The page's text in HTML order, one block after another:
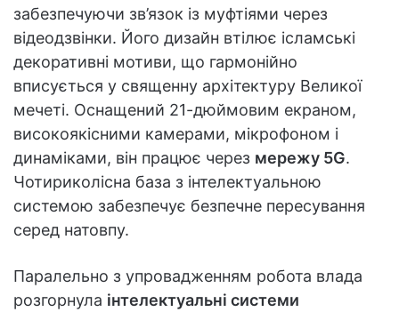
забезпечуючи зв’язок із муфтіями через
відеодзвінки. Його дизайн втілює ісламські
декоративні мотиви, що гармонійно
вписується у священну архітектуру Великої
мечеті. Оснащений 21-дюймовим екраном,
високоякісними камерами, мікрофоном і
динаміками, він працює через мережу 5G.
Чотириколісна база з інтелектуальною
системою забезпечує безпечне пересування
серед натовпу.
Паралельно з упровадженням робота влада
розгорнула інтелектуальні системи